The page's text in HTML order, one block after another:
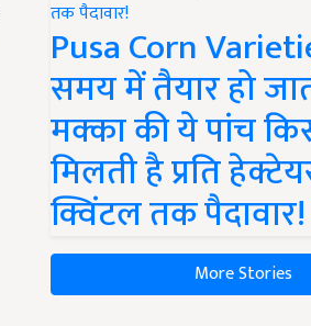
Pusa Corn
समय में तैयार हो
मक्का की ये पांच
मिलती है प्रति
क्विंटल तक पैदावार!
More Stories